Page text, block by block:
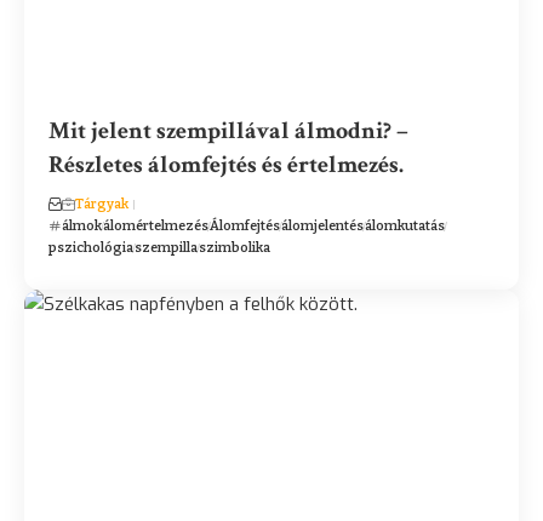
Mit jelent szempillával álmodni? –
Részletes álomfejtés és értelmezés.
Tárgyak
álmokálomértelmezésÁlomfejtésálomjelentésálomkutatás
pszichológiaszempillaszimbolika